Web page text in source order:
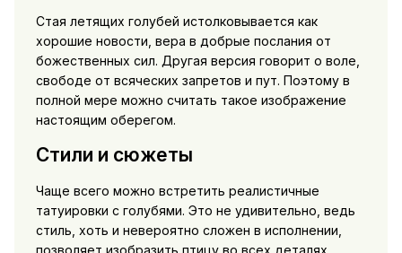
Стая летящих голубей истолковывается как
хорошие новости, вера в добрые послания от
божественных сил. Другая версия говорит о воле,
свободе от всяческих запретов и пут. Поэтому в
полной мере можно считать такое изображение
настоящим оберегом.
Стили и сюжеты
Чаще всего можно встретить реалистичные
татуировки с голубями. Это не удивительно, ведь
стиль, хоть и невероятно сложен в исполнении,
позволяет изобразить птицу во всех деталях,